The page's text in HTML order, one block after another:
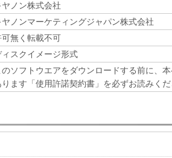
るとともに、その履行に関し全
ます。
、上記(1)に基づいて「本ソフ
バックアップとして、「本ソフ
ることができます。
イセンサーのいかなる知的財産
とを問わず、本契約書によって
されるものではありません。
ヤノン株式会社
ヤノンマーケティングジャパン株式会社
可無く転載不可
ィスクイメージ形式
のソフトウエアをダウンロードする前に、
ります「使用許諾契約書」を必ずお読みく